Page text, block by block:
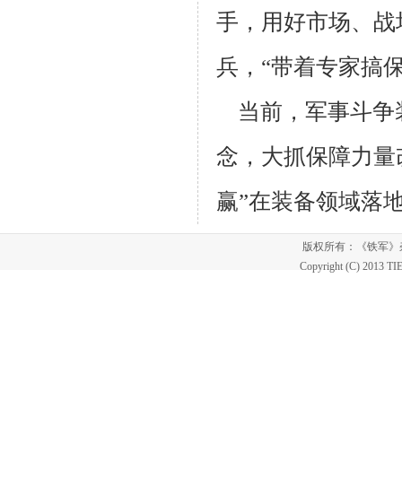
手，用好市场、
兵，“带着专家搞
当前，军事斗
念，大抓保障力
赢”在装备领域落
版权所有：《铁军
Copyright (C) 2013